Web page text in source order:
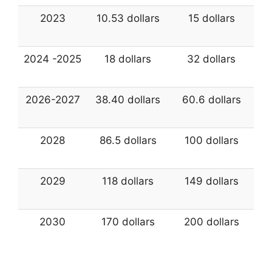
2023 10.53 dollars 15 dollars
2024 -2025 18 dollars 32 dollars
2026-2027 38.40 dollars 60.6 dollars
2028 86.5 dollars 100 dollars
2029 118 dollars 149 dollars
2030 170 dollars 200 dollars